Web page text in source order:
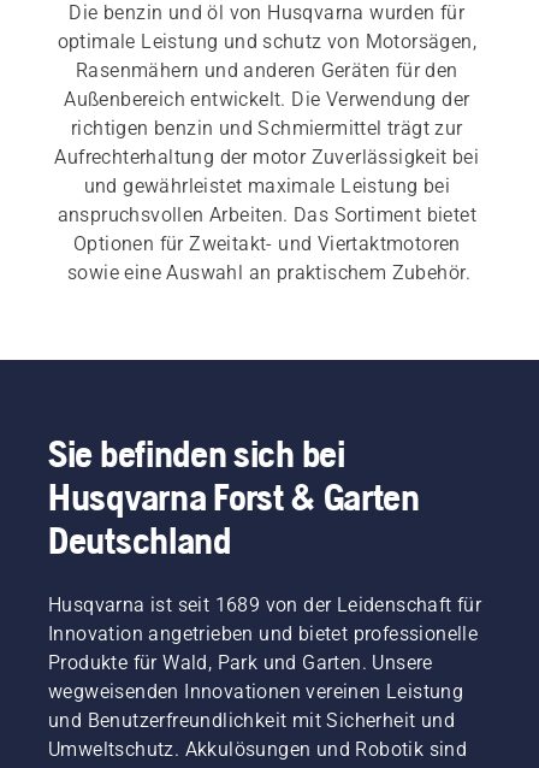
Die benzin und öl von Husqvarna wurden für
optimale Leistung und schutz von Motorsägen,
Rasenmähern und anderen Geräten für den
Außenbereich entwickelt. Die Verwendung der
richtigen benzin und Schmiermittel trägt zur
Aufrechterhaltung der motor Zuverlässigkeit bei
und gewährleistet maximale Leistung bei
anspruchsvollen Arbeiten. Das Sortiment bietet
Optionen für Zweitakt- und Viertaktmotoren
sowie eine Auswahl an praktischem Zubehör.
Sie befinden sich bei
Husqvarna Forst & Garten
Deutschland
Husqvarna ist seit 1689 von der Leidenschaft für
Innovation angetrieben und bietet professionelle
Produkte für Wald, Park und Garten. Unsere
wegweisenden Innovationen vereinen Leistung
und Benutzerfreundlichkeit mit Sicherheit und
Umweltschutz. Akkulösungen und Robotik sind